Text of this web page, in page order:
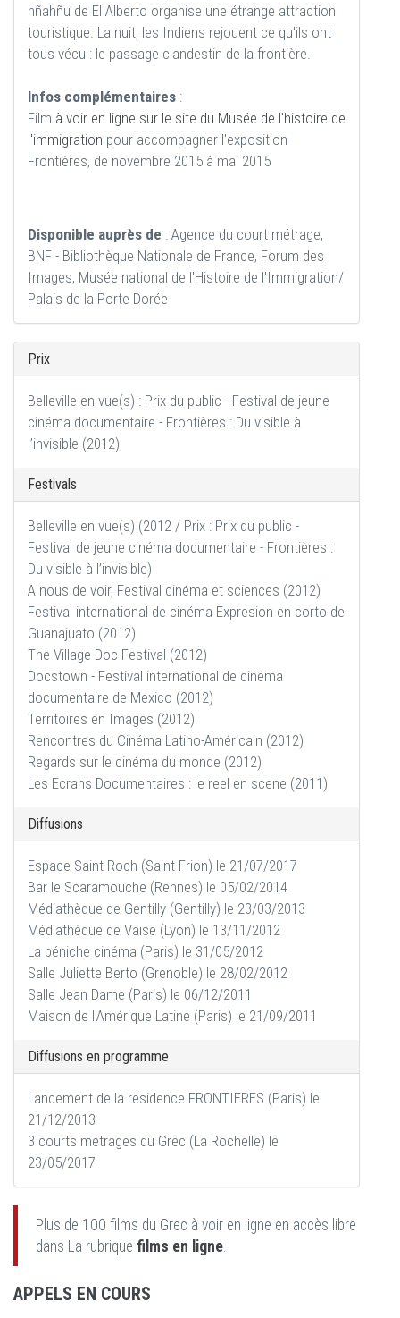
hñahñu de El Alberto organise une étrange attraction
touristique. La nuit, les Indiens rejouent ce qu'ils ont
tous vécu : le passage clandestin de la frontière.
Infos complémentaires :
Film à voir en ligne sur le site du Musée de l'histoire de
l'immigration pour accompagner l'exposition
Frontières, de novembre 2015 à mai 2015
Disponible auprès de : Agence du court métrage,
BNF - Bibliothèque Nationale de France, Forum des
Images, Musée national de l'Histoire de l'Immigration/
Palais de la Porte Dorée
Prix
Belleville en vue(s) : Prix du public - Festival de jeune
cinéma documentaire - Frontières : Du visible à
l’invisible (2012)
Festivals
Belleville en vue(s) (2012 / Prix : Prix du public -
Festival de jeune cinéma documentaire - Frontières :
Du visible à l’invisible)
A nous de voir, Festival cinéma et sciences (2012)
Festival international de cinéma Expresion en corto de
Guanajuato (2012)
The Village Doc Festival (2012)
Docstown - Festival international de cinéma
documentaire de Mexico (2012)
Territoires en Images (2012)
Rencontres du Cinéma Latino-Américain (2012)
Regards sur le cinéma du monde (2012)
Les Ecrans Documentaires : le reel en scene (2011)
Diffusions
Espace Saint-Roch (Saint-Frion) le 21/07/2017
Bar le Scaramouche (Rennes) le 05/02/2014
Médiathèque de Gentilly (Gentilly) le 23/03/2013
Médiathèque de Vaise (Lyon) le 13/11/2012
La péniche cinéma (Paris) le 31/05/2012
Salle Juliette Berto (Grenoble) le 28/02/2012
Salle Jean Dame (Paris) le 06/12/2011
Maison de l'Amérique Latine (Paris) le 21/09/2011
Diffusions en programme
Lancement de la résidence FRONTIERES (Paris) le
21/12/2013
3 courts métrages du Grec (La Rochelle) le
23/05/2017
Plus de 100 films du Grec à voir en ligne en accès libre
dans La rubrique films en ligne.
APPELS EN COURS